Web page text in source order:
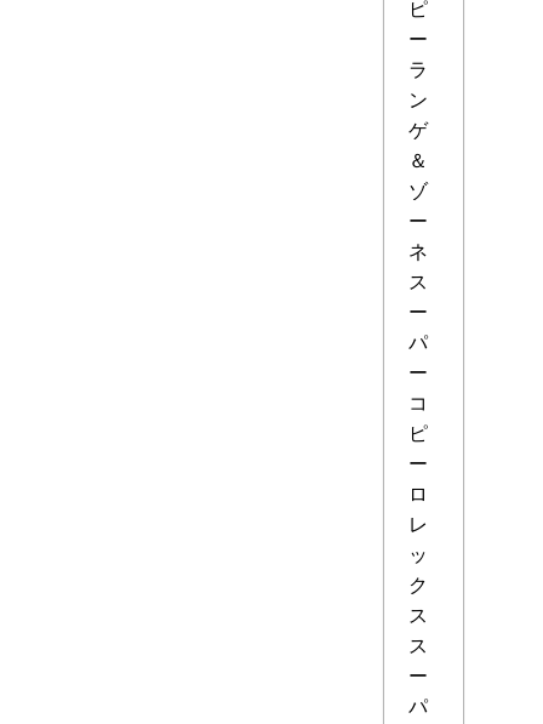
ピ
ー
ラ
ン
ゲ
＆
ゾ
ー
ネ
ス
ー
パ
ー
コ
ピ
ー
ロ
レ
ッ
ク
ス
ス
ー
パ